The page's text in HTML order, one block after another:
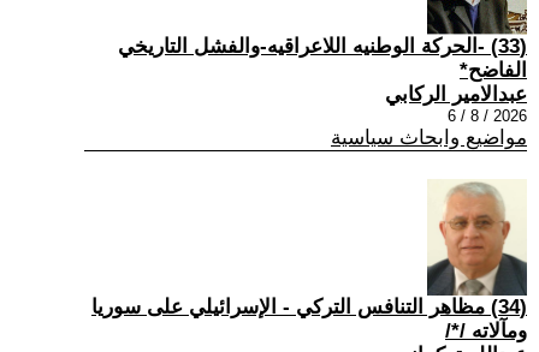
(33) -الحركة الوطنيه اللاعراقيه-والفشل التاريخي
الفاضح*
عبدالامير الركابي
2026 / 8 / 6
مواضيع وابحاث سياسية
(34) مظاهر التنافس التركي - الإسرائيلي على سوريا
ومآلاته /*/